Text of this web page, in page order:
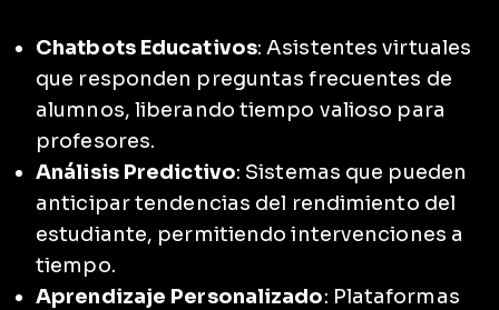
Chatbots Educativos: Asistentes virtuales
que responden preguntas frecuentes de
alumnos, liberando tiempo valioso para
profesores.
Análisis Predictivo: Sistemas que pueden
anticipar tendencias del rendimiento del
estudiante, permitiendo intervenciones a
tiempo.
Aprendizaje Personalizado: Plataformas